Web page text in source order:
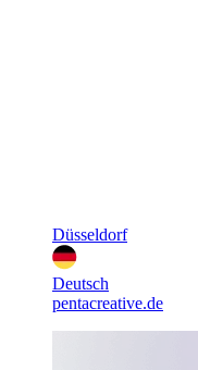
Düsseldorf
Deutsch
pentacreative.de